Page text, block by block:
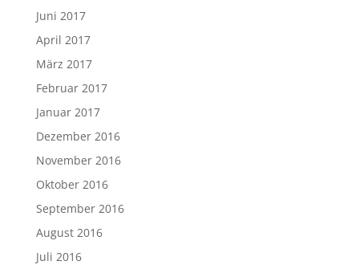
Juni 2017
April 2017
März 2017
Februar 2017
Januar 2017
Dezember 2016
November 2016
Oktober 2016
September 2016
August 2016
Juli 2016